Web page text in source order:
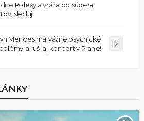
Rolexy a vráža do súpera
sleduj!
Mendes má vážne psychické
a ruší aj koncert v Prahe!